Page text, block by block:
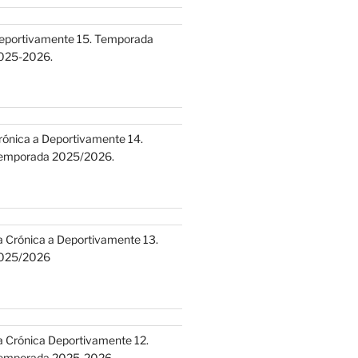
15. Temporada
2026.
a Deportivamente 14.
2025/2026.
Crónica a Deportivamente 13.
2026
Crónica Deportivamente 12.